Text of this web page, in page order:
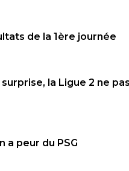
de la 1ère journée
la Ligue 2 ne
a peur du PSG